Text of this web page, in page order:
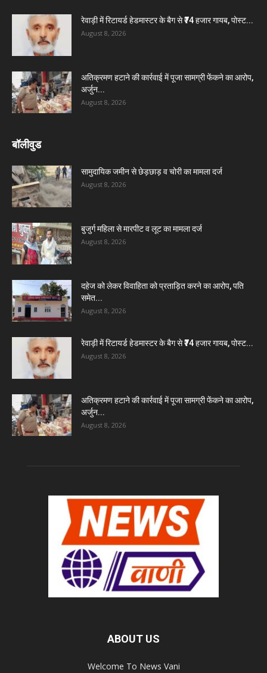
रेवाड़ी में रिटायर्ड हेडमास्टर के बैग से ₹74 हजार गायब, पोस्ट...
August 8, 2026
अतिक्रमण हटाने की कार्रवाई में पूजा सामग्री फेंकने का आरोप,
अर्जुन...
August 8, 2026
बॉलीवुड
सामुदायिक जमीन से छेड़छाड़ व चोरी का मामला दर्ज
August 8, 2026
बुजुर्ग महिला से मारपीट व लूट का मामला दर्ज
August 8, 2026
दहेज को लेकर विवाहिता को प्रताड़ित करने का आरोप, पति
समेत...
August 8, 2026
रेवाड़ी में रिटायर्ड हेडमास्टर के बैग से ₹74 हजार गायब, पोस्ट...
August 8, 2026
अतिक्रमण हटाने की कार्रवाई में पूजा सामग्री फेंकने का आरोप,
अर्जुन...
August 8, 2026
ABOUT US
Welcome To News Vani